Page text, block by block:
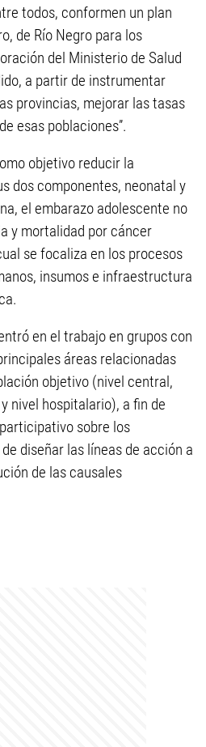
todos, conformen un plan
de Río Negro para los
del Ministerio de Salud
a partir de instrumentar
provincias, mejorar las tasas
esas poblaciones”.
objetivo reducir la
dos componentes, neonatal y
el embarazo adolescente no
y mortalidad por cáncer
se focaliza en los procesos
insumos e infraestructura
en el trabajo en grupos con
áreas relacionadas
objetivo (nivel central,
nivel hospitalario), a fin de
sobre los
diseñar las líneas de acción a
de las causales